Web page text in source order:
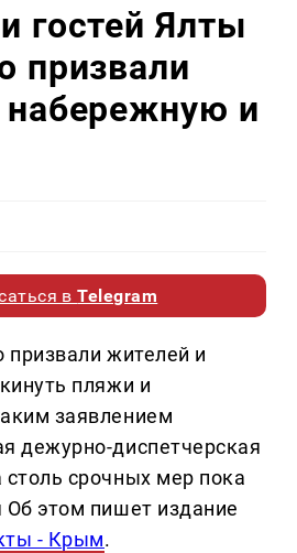
гостей Ялты
призвали
набережную и
вTelegram
призвали жителей и
пляжи и
заявлением
дежурно-диспетчерская
срочных мер пока
Об этом пишет издание
- Крым.